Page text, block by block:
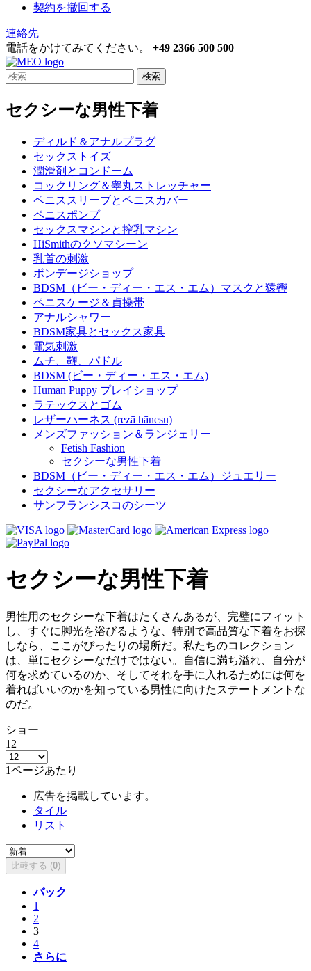
契約を撤回する
連絡先
電話をかけてみてください。 +49 2366 500 500
検索
セクシーな男性下着
ディルド＆アナルプラグ
セックストイズ
潤滑剤とコンドーム
コックリング＆睾丸ストレッチャー
ペニススリーブとペニスカバー
ペニスポンプ
セックスマシンと搾乳マシン
HiSmithのクソマシーン
乳首の刺激
ボンデージショップ
BDSM（ビー・ディー・エス・エム）マスクと猿轡
ペニスケージ＆貞操帯
アナルシャワー
BDSM家具とセックス家具
電気刺激
ムチ、鞭、パドル
BDSM (ビー・ディー・エス・エム)
Human Puppy プレイショップ
ラテックスとゴム
レザーハーネス (rezā hānesu)
メンズファッション＆ランジェリー
Fetish Fashion
セクシーな男性下着
BDSM（ビー・ディー・エス・エム）ジュエリー
セクシーなアクセサリー
サンフランシスコのシーツ
セクシーな男性下着
男性用のセクシーな下着はたくさんあるが、完璧にフィット
し、すぐに脚光を浴びるような、特別で高品質な下着をお探
しなら、ここがぴったりの場所だ。私たちのコレクション
は、単にセクシーなだけではない。自信に満ち溢れ、自分が
何を求めているのか、そしてそれを手に入れるためには何を
着ればいいのかを知っている男性に向けたステートメントな
のだ。
ショー
12
1ページあたり
広告を掲載しています。
タイル
リスト
比較する (0)
バック
1
2
3
4
さらに